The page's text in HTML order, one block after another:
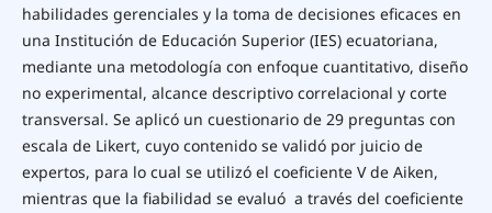
habilidades gerenciales y la toma de decisiones eficaces en
una Institución de Educación Superior (IES) ecuatoriana,
mediante una metodología con enfoque cuantitativo, diseño
no experimental, alcance descriptivo correlacional y corte
transversal. Se aplicó un cuestionario de 29 preguntas con
escala de Likert, cuyo contenido se validó por juicio de
expertos, para lo cual se utilizó el coeficiente V de Aiken,
mientras que la fiabilidad se evaluó a través del coeficiente